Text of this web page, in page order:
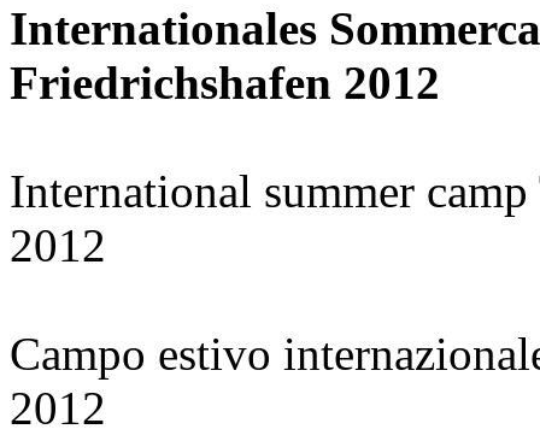
Internationales
Friedrichshafen 2012
International summer
2012
Campo estivo
2012